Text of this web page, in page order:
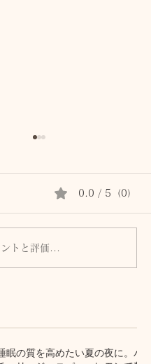
毛のために、自
首・頭皮をいた
0.0 / 5（0）
ントと評価...
眠の質を高めたい夏の夜に。パ